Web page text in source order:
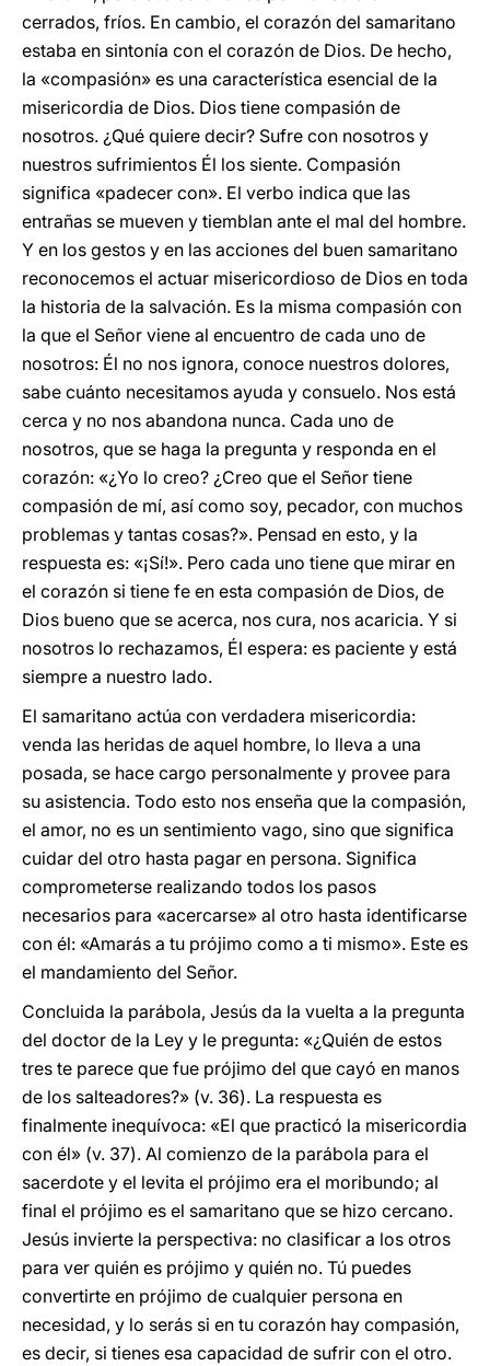
cerrados, fríos. En cambio, el corazón del samaritano
estaba en sintonía con el corazón de Dios. De hecho,
la «compasión» es una característica esencial de la
misericordia de Dios. Dios tiene compasión de
nosotros. ¿Qué quiere decir? Sufre con nosotros y
nuestros sufrimientos Él los siente. Compasión
significa «padecer con». El verbo indica que las
entrañas se mueven y tiemblan ante el mal del hombre.
Y en los gestos y en las acciones del buen samaritano
reconocemos el actuar misericordioso de Dios en toda
la historia de la salvación. Es la misma compasión con
la que el Señor viene al encuentro de cada uno de
nosotros: Él no nos ignora, conoce nuestros dolores,
sabe cuánto necesitamos ayuda y consuelo. Nos está
cerca y no nos abandona nunca. Cada uno de
nosotros, que se haga la pregunta y responda en el
corazón: «¿Yo lo creo? ¿Creo que el Señor tiene
compasión de mí, así como soy, pecador, con muchos
problemas y tantas cosas?». Pensad en esto, y la
respuesta es: «¡Sí!». Pero cada uno tiene que mirar en
el corazón si tiene fe en esta compasión de Dios, de
Dios bueno que se acerca, nos cura, nos acaricia. Y si
nosotros lo rechazamos, Él espera: es paciente y está
siempre a nuestro lado.
El samaritano actúa con verdadera misericordia:
venda las heridas de aquel hombre, lo lleva a una
posada, se hace cargo personalmente y provee para
su asistencia. Todo esto nos enseña que la compasión,
el amor, no es un sentimiento vago, sino que significa
cuidar del otro hasta pagar en persona. Significa
comprometerse realizando todos los pasos
necesarios para «acercarse» al otro hasta identificarse
con él: «Amarás a tu prójimo como a ti mismo». Este es
el mandamiento del Señor.
Concluida la parábola, Jesús da la vuelta a la pregunta
del doctor de la Ley y le pregunta: «¿Quién de estos
tres te parece que fue prójimo del que cayó en manos
de los salteadores?» (v. 36). La respuesta es
finalmente inequívoca: «El que practicó la misericordia
con él» (v. 37). Al comienzo de la parábola para el
sacerdote y el levita el prójimo era el moribundo; al
final el prójimo es el samaritano que se hizo cercano.
Jesús invierte la perspectiva: no clasificar a los otros
para ver quién es prójimo y quién no. Tú puedes
convertirte en prójimo de cualquier persona en
necesidad, y lo serás si en tu corazón hay compasión,
es decir, si tienes esa capacidad de sufrir con el otro.